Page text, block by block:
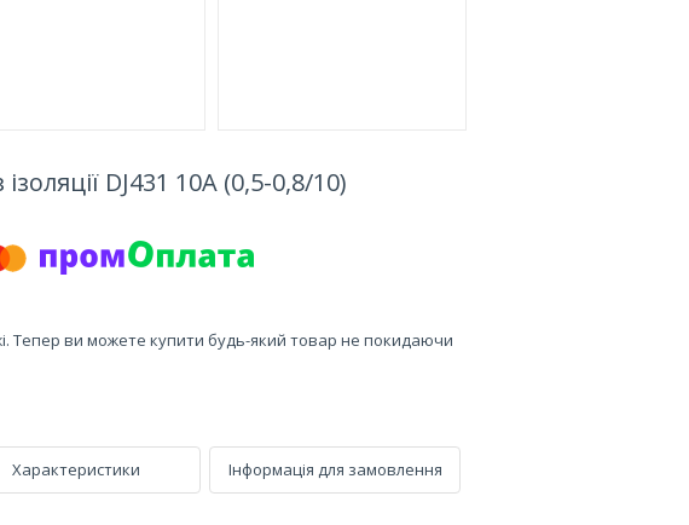
DJ431 10A (0,5-0,8/10)
Тепер ви можете купити будь-який товар не покидаючи
Характеристики Інформація для замовлення